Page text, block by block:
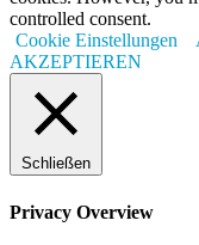
controlled consent.
Cookie Einstellungen
AKZEPTIEREN
Schließen
Privacy Overview